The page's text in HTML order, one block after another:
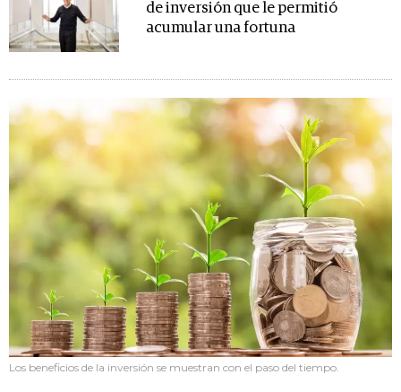
de inversión que le permitió
acumular una fortuna
Los beneficios de la inversión se muestran con el paso del tiempo.